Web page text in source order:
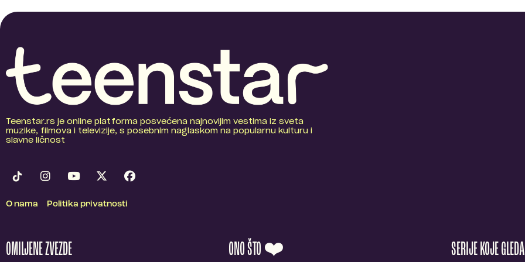
Teenstar.rs je online platforma posvećena najnovijim vestima iz sveta
muzike, filmova i televizije, s posebnim naglaskom na popularnu kulturu i
slavne ličnost
O nama Politika privatnosti
OMILJENE ZVEZDE ONO ŠTO ❤️ SERIJE KOJE